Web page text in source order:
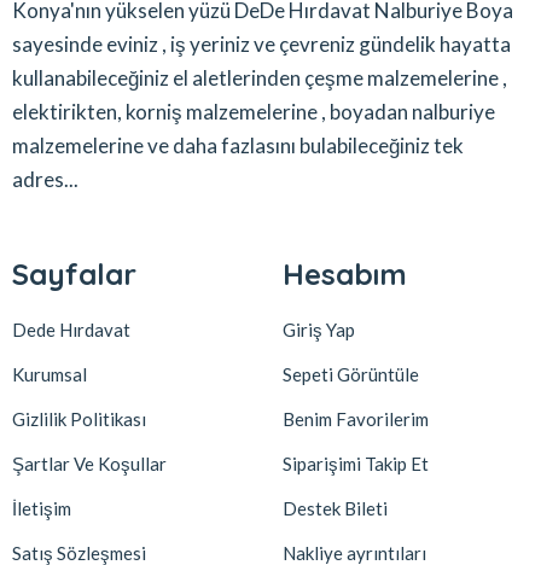
Konya'nın yükselen yüzü DeDe Hırdavat Nalburiye Boya
sayesinde eviniz , iş yeriniz ve çevreniz gündelik hayatta
kullanabileceğiniz el aletlerinden çeşme malzemelerine ,
elektirikten, korniş malzemelerine , boyadan nalburiye
malzemelerine ve daha fazlasını bulabileceğiniz tek
adres...
Sayfalar
Dede Hırdavat
Kurumsal
Gizlilik Politikası
Şartlar Ve Koşullar
İletişim
Satış Sözleşmesi
Hesabım
Giriş Yap
Sepeti Görüntüle
Benim Favorilerim
Siparişimi Takip Et
Destek Bileti
Nakliye ayrıntıları